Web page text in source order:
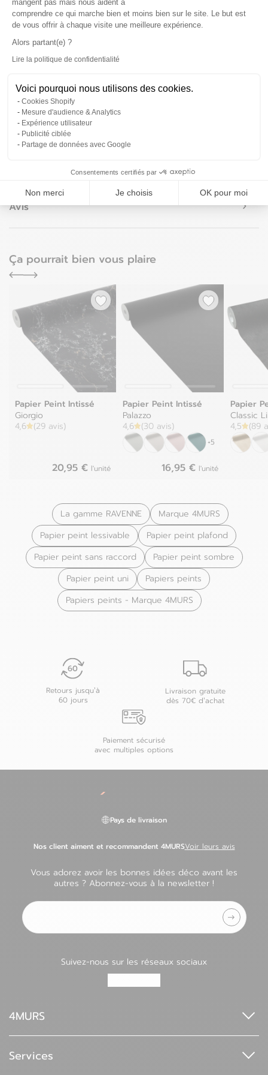
mangent pas mais nous aident à
comprendre ce qui marche bien et moins bien sur le site. Le but est
de vous offrir à chaque visite une meilleure expérience.
Alors partant(e) ?
Lire la politique de confidentialité
Voici pourquoi nous utilisons des cookies.
Cookies Shopify
Mesure d'audience & Analytics
Expérience utilisateur
Publicité ciblée
Partage de données avec Google
Consentements certifiés par
Non merci Je choisis OK pour moi
intissé, c’est bien plus facile
qu’il n’y parait !
Dites m'en plus
Avis
Ça pourrait bien vous plaire
Papier Peint Intissé
Giorgio
4,6
(29 avis)
20,95 € l'unité
Papier Peint Intissé
Palazzo
4,6
(30 avis)
+5
16,95 € l'unité
Papier
Classic
4,5
(89
La gamme RAVENNE Marque 4MURS
Papier peint lessivable Papier peint plafond
Papier peint sans raccord Papier peint sombre
Papier peint uni Papiers peints
Papiers peints - Marque 4MURS
Retours jusqu’à
60 jours
Livraison gratuite
dès 70€ d’achat
Paiement sécurisé
avec multiples options
Nos client aiment et recommandent 4MURSVoir leurs avis
Pays de livraison
4MURS
4MURS Foundation
Services
Vous adorez avoir les bonnes idées déco avant les
autres ? Abonnez-vous à la newsletter !
Suivez-nous sur les réseaux sociaux